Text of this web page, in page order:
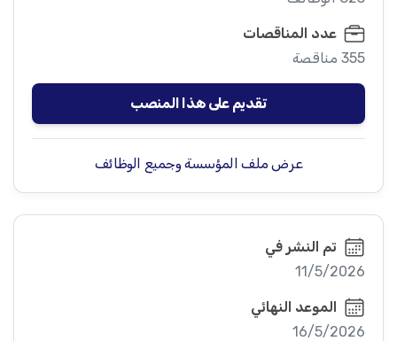
عدد المناقصات
355 مناقصة
تقديم على هذا المنصب
عرض ملف المؤسسة وجميع الوظائف
تم النشر في
11/5/2026
الموعد النهائي
16/5/2026